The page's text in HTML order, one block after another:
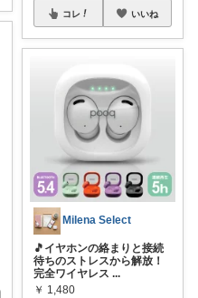
コレ いいね
Milena Select
🎵イヤホンの絡まりと接続
待ちのストレスから解放！
完全ワイヤレス ...
￥ 1,480